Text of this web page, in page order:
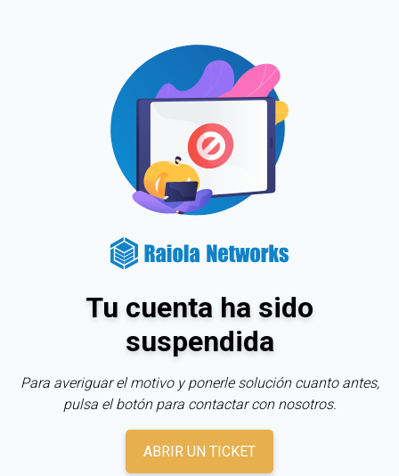
Tu cuenta ha sido
suspendida
Para averiguar el motivo y ponerle solución cuanto antes,
pulsa el botón para contactar con nosotros.
ABRIR UN TICKET